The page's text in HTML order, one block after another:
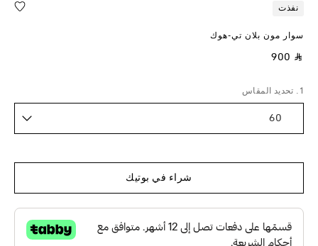
نفذت
سوار مون بلان تي-هوك
⃁ 900
1. تحديد المقاس
60
شراء في بوتيك